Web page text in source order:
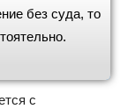
без суда, то
с